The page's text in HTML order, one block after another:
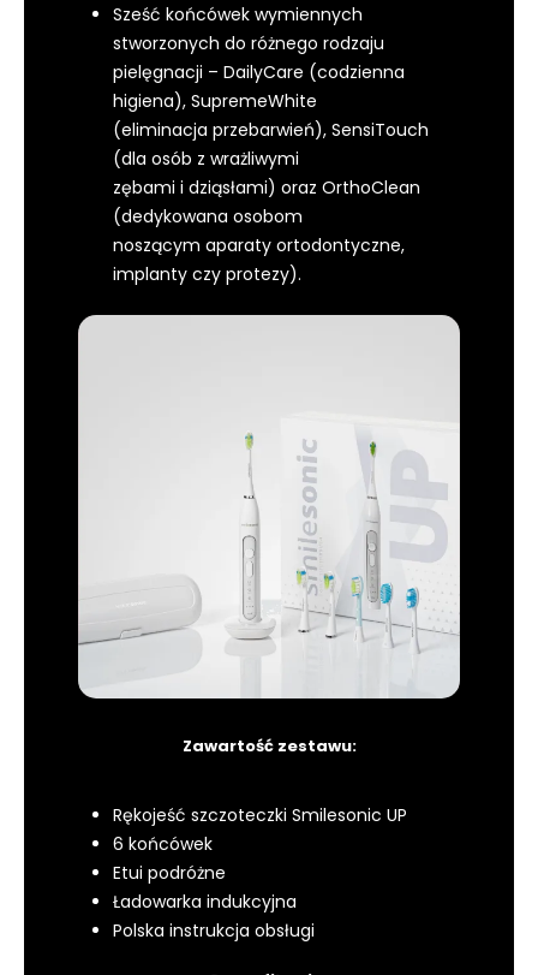
Sześć końcówek wymiennych
stworzonych do różnego rodzaju
pielęgnacji – DailyCare (codzienna
higiena), SupremeWhite
(eliminacja przebarwień), SensiTouch
(dla osób z wrażliwymi
zębami i dziąsłami) oraz OrthoClean
(dedykowana osobom
noszącym aparaty ortodontyczne,
implanty czy protezy).
Zawartość zestawu:
Rękojeść szczoteczki Smilesonic UP
6 końcówek
Etui podróżne
Ładowarka indukcyjna
Polska instrukcja obsługi